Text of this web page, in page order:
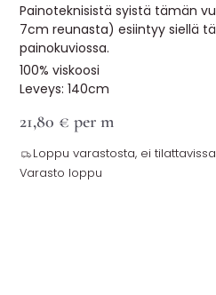
Painoteknisistä syistä tämän
7cm reunasta) esiintyy siellä
painokuviossa.
100% viskoosi
Leveys: 140cm
21,80 € per m
Loppu varastosta, ei
Varasto loppu